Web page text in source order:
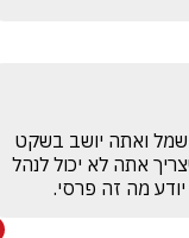
מה זה פרסי.